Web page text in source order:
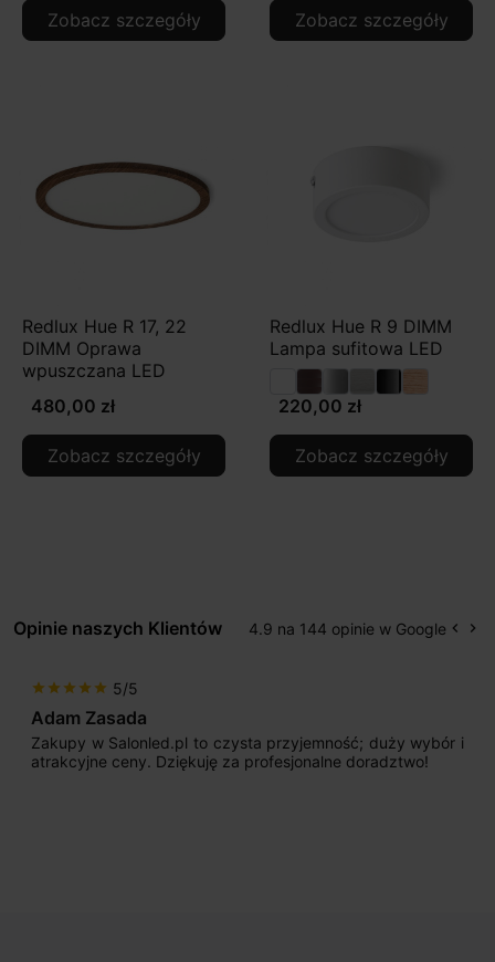
Zobacz szczegóły Zobacz szczegóły
Redlux Hue R 17, 22
DIMM Oprawa
wpuszczana LED
480,00 zł
Zobacz szczegóły
Redlux Hue R 9 DIMM
Lampa sufitowa LED
220,00 zł
Zobacz szczegóły
Opinie naszych Klientów 4.9 na 144 opinie w Google keyboard_arrow_left keyboard_arrow_right
star star star star star 5/5
Adam Zasada
Zakupy w Salonled.pl to czysta przyjemność; duży wybór i
atrakcyjne ceny. Dziękuję za profesjonalne doradztwo!